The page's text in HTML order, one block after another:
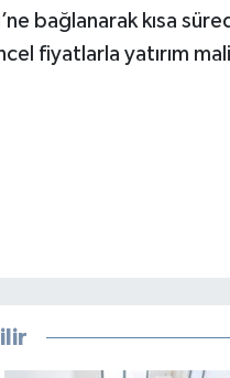
bağlanarak kısa
fiyatlarla yatırım